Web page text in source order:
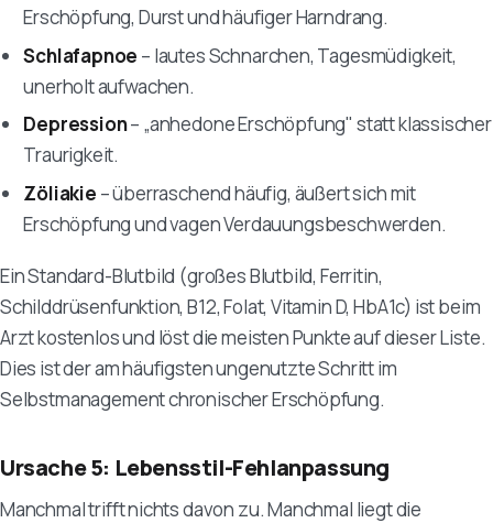
Erschöpfung, Durst und häufiger Harndrang.
Schlafapnoe – lautes Schnarchen, Tagesmüdigkeit,
unerholt aufwachen.
Depression– „anhedone Erschöpfung" statt klassischer
Traurigkeit.
Zöliakie – überraschend häufig, äußert sich mit
Erschöpfung und vagen Verdauungsbeschwerden.
Ein Standard-Blutbild (großes Blutbild, Ferritin,
Schilddrüsenfunktion, B12, Folat, Vitamin D, HbA1c) ist beim
Arzt kostenlos und löst die meisten Punkte auf dieser Liste.
Dies ist der am häufigsten ungenutzte Schritt im
Selbstmanagement chronischer Erschöpfung.
Ursache 5: Lebensstil-Fehlanpassung
Manchmal trifft nichts davon zu. Manchmal liegt die